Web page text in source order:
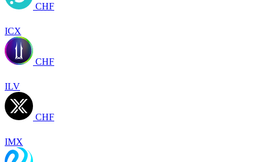
CHF
ICX
CHF
ILV
CHF
IMX